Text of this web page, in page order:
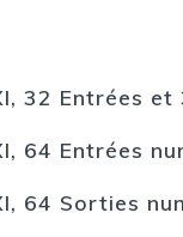
32 Entrées
64 Entrées
64 Sorties